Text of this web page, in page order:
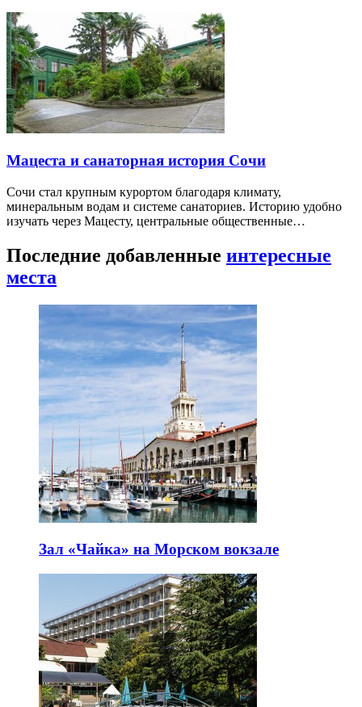
Мацеста и санаторная история Сочи
Сочи стал крупным курортом благодаря климату,
минеральным водам и системе санаториев. Историю удобно
изучать через Мацесту, центральные общественные…
Последние добавленные интересные
места
Зал «Чайка» на Морском вокзале